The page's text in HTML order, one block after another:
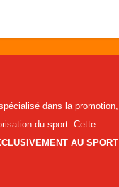
dans la promotion,
du sport. Cette
AU SPORT